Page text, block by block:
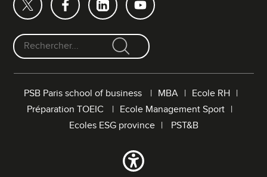
F
PSB Paris school of business MBA
Ecole RH
Préparation TOEIC
Ecole Management Sport
Ecoles ESG province
PST&B